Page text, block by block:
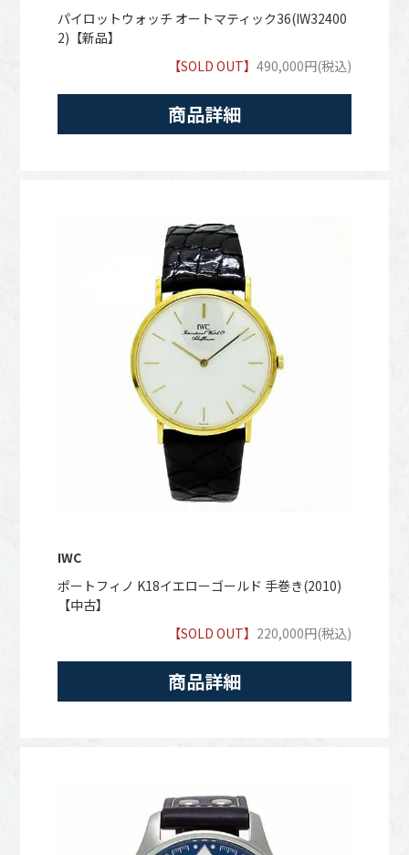
パイロットウォッチ オートマティック36(IW32400
2)【新品】
【SOLD OUT】490,000円(税込)
商品詳細
IWC
ポートフィノ K18イエローゴールド 手巻き(2010)
【中古】
【SOLD OUT】 220,000円(税込)
商品詳細